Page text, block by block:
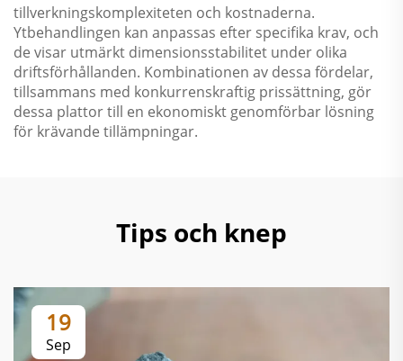
tillverkningskomplexiteten och kostnaderna.
Ytbehandlingen kan anpassas efter specifika krav, och
de visar utmärkt dimensionsstabilitet under olika
driftsförhållanden. Kombinationen av dessa fördelar,
tillsammans med konkurrenskraftig prissättning, gör
dessa plattor till en ekonomiskt genomförbar lösning
för krävande tillämpningar.
Tips och knep
19
Sep